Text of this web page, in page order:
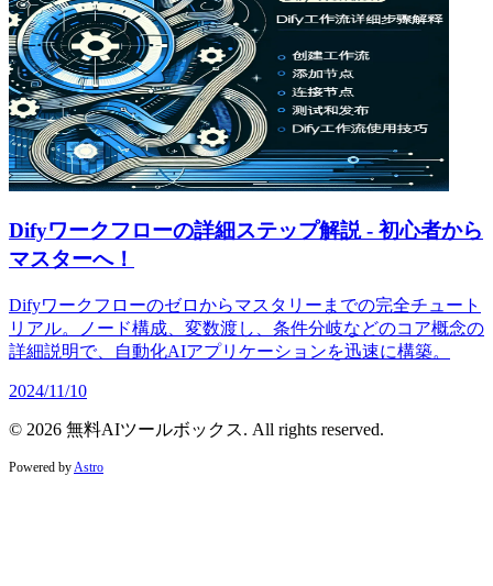
Difyワークフローの詳細ステップ解説 - 初心者から
マスターへ！
Difyワークフローのゼロからマスタリーまでの完全チュート
リアル。ノード構成、変数渡し、条件分岐などのコア概念の
詳細説明で、自動化AIアプリケーションを迅速に構築。
2024/11/10
© 2026 無料AIツールボックス. All rights reserved.
Powered by Astro